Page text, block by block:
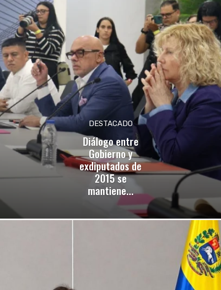
DESTACADO
Diálogo entre
Gobierno y
exdiputados de
2015 se
mantiene...